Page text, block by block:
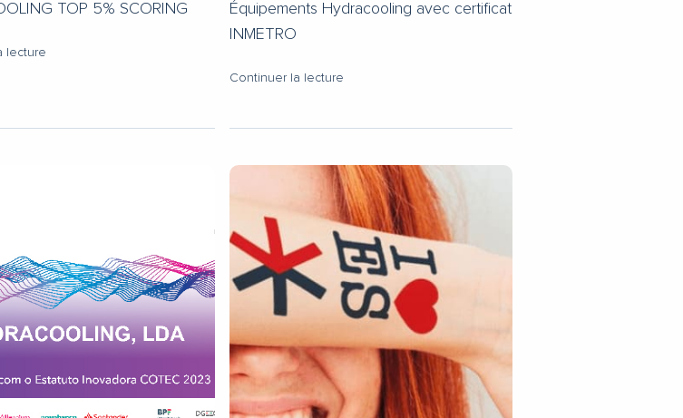
TOP 5% SCORING
lecture
Équipements Hydracooling avec certificat
INMETRO
Continuer la lecture